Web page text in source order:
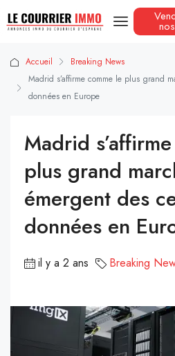
Accueil
Breaking News
Madrid s’affirme comme le plus grand
données en Europe
Madrid
plus grand
émergent des
données en
il y a 2 ans Breaking